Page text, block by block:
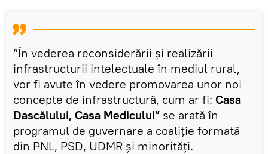
”În vederea reconsiderării și realizării
infrastructurii intelectuale în mediul rural,
vor fi avute în vedere promovarea unor noi
concepte de infrastructură, cum ar fi: Casa
Dascălului, Casa Medicului” se arată în
programul de guvernare a coaliție formată
din PNL, PSD, UDMR și minorități.